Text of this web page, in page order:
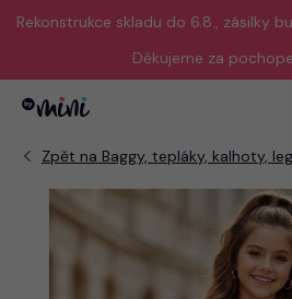
Rekonstrukce skladu do 6.8., zásilky
Děkujeme za